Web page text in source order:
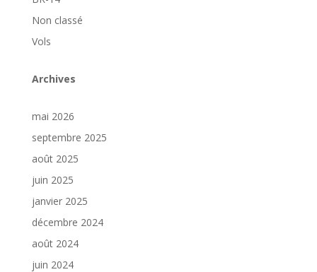
Non classé
Vols
Archives
mai 2026
septembre 2025
août 2025
juin 2025
janvier 2025
décembre 2024
août 2024
juin 2024